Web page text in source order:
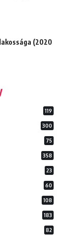
(2020
119
300
75
358
23
60
108
183
82